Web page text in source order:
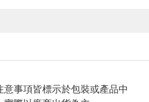
事項皆標示於包裝或產品中